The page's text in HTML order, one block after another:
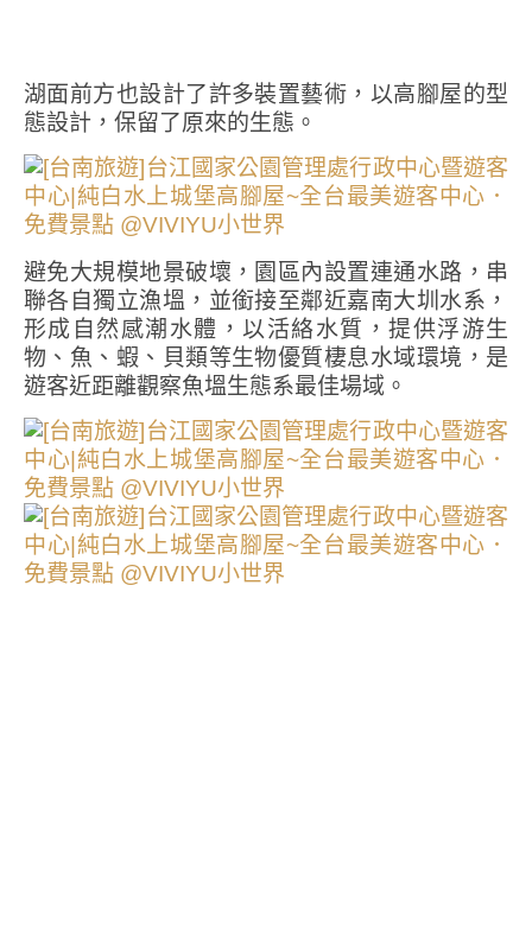
湖面前方也設計了許多裝置藝術，以高腳屋的型
態設計，保留了原來的生態。
避免大規模地景破壞，園區內設置連通水路，串
聯各自獨立漁塭，並銜接至鄰近嘉南大圳水系，
形成自然感潮水體，以活絡水質，提供浮游生
物、魚、蝦、貝類等生物優質棲息水域環境，是
遊客近距離觀察魚塭生態系最佳場域。